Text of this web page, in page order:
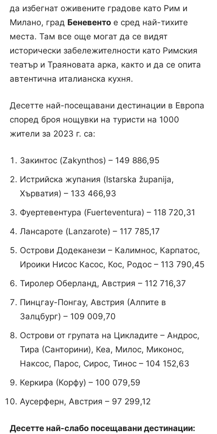
да избегнат оживените градове като Рим и
Милано, град Беневенто е сред най-тихите
места. Там все още могат да се видят
исторически забележителности като Римския
театър и Траяновата арка, както и да се опита
автентична италианска кухня.
Десетте най-посещавани дестинации в Европа
според броя нощувки на туристи на 1000
жители за 2023 г. са:
Закинтос (Zakynthos) – 149 886,95
Истрийска жупания (Istarska županija,
Хърватия) – 133 466,93
Фуертевентура (Fuerteventura) – 118 720,31
Лансароте (Lanzarote) – 117 785,17
Острови Додеканези – Калимнос, Карпатос,
Ироики Нисос Касос, Кос, Родос – 113 790,45
Тиролер Оберланд, Австрия – 112 716,37
Пинцгау-Понгау, Австрия (Алпите в
Залцбург) – 109 009,70
Острови от групата на Цикладите – Андрос,
Тира (Санторини), Кеа, Милос, Миконос,
Наксос, Парос, Сирос, Тинос – 104 152,63
Керкира (Корфу) – 100 079,59
Аусерферн, Австрия – 97 299,12
Десетте най-слабо посещавани дестинации: